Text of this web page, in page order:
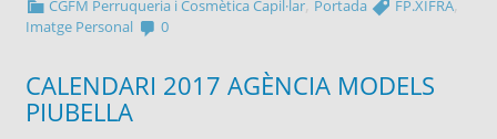
CGFM Perruqueria i Cosmètica Capil·lar Portada FP.XIFRA
Imatge Personal 0
CALENDARI 2017 AGÈNCIA MODELS
PIUBELLA